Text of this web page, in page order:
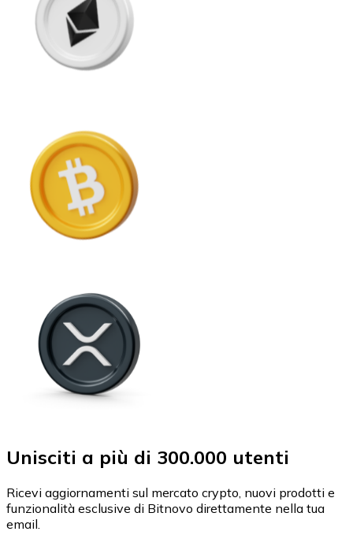
Unisciti a più di 300.000 utenti
Ricevi aggiornamenti sul mercato crypto, nuovi prodotti e
funzionalità esclusive di Bitnovo direttamente nella tua
email.